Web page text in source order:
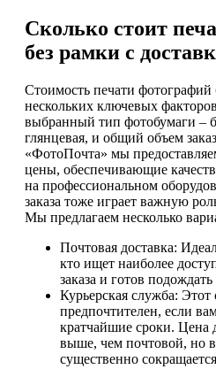
Сколько стоит
без рамки с
Стоимость печати фотографий
нескольких ключевых
выбранный тип фотобумаги –
глянцевая, и общий объем
«ФотоПочта» мы
цены, обеспечивающие
на профессиональном
заказа тоже играет важную
Мы предлагаем несколько
Почтовая доставка:
кто ищет наиболее
заказа и готов
Курьерская служба: Этот
предпочтителен, если
кратчайшие сроки. Цена
выше, чем почтовой, но
существенно